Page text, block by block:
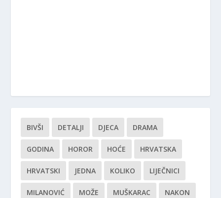
BIVŠI DETALJI DJECA DRAMA
GODINA HOROR HOĆE HRVATSKA
HRVATSKI JEDNA KOLIKO LIJEČNICI
MILANOVIĆ MOŽE MUŠKARAC NAKON